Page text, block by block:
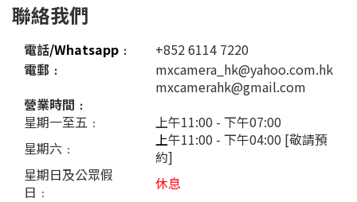
聯絡我們
電話/Whatsapp ﹕
+852 6114 7220
電郵﹕
mxcamera_hk@yahoo.com.hk
mxcamerahk@gmail.com
營業時間﹕
星期一至五﹕
上午11:00 - 下午07:00
星期六﹕
上午11:00 - 下午04:00 [敬請預
約]
星期日及公眾假
日﹕
休息